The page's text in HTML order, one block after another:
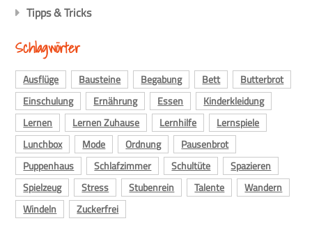
Tipps & Tricks
Schlagwörter
Ausflüge Bausteine Begabung Bett
Butterbrot
Einschulung
Ernährung Essen
Kinderkleidung
Lernen
Lernen Zuhause Lernhilfe
Lernspiele
Lunchbox
Mode Ordnung
Pausenbrot
Puppenhaus
Schlafzimmer Schultüte
Spazieren
Spielzeug
Stress Stubenrein Talente
Wandern
Windeln
Zuckerfrei